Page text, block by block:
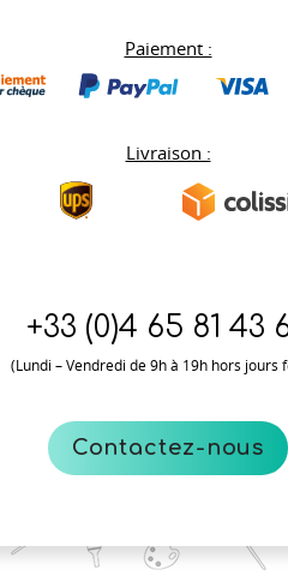
Paiement :
Livraison :
+33 (0)4 65 81 43
(Lundi – Vendredi de 9h à 19h hors jours
Contactez-nous